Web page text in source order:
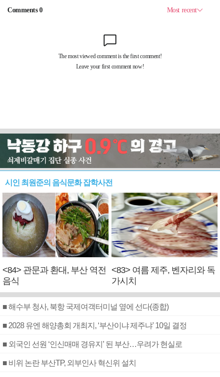
시인 최원준의 음식문화 잡학사전
<84> 관문과 환대, 부산 역전
음식
<83> 여름 제주, 벤자리와 독
가시치
■ 해수부 청사, 북항 국제여객터미널 옆에 선다(종합)
■ 2028 유엔 해양총회 개최지, ‘부산이냐 제주냐’ 10일 결정
■ 외국인 선원 ‘인신매매 경유지’ 된 부산…우려가 현실로
■ 비위 논란 부산TP, 외부인사 혁신위 설치